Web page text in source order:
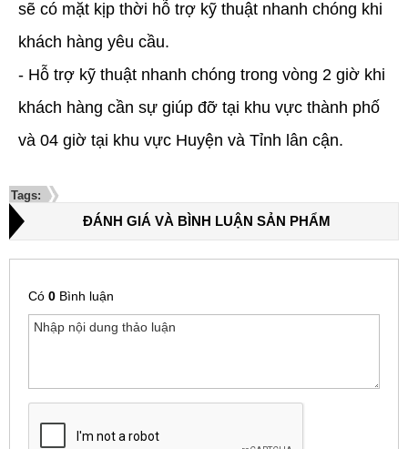
sẽ có mặt kịp thời hỗ trợ kỹ thuật nhanh chóng khi
khách hàng yêu cầu.
- Hỗ trợ kỹ thuật nhanh chóng trong vòng 2 giờ khi
khách hàng cần sự giúp đỡ tại khu vực thành phố
và 04 giờ tại khu vực Huyện và Tỉnh lân cận.
Tags:
ĐÁNH GIÁ VÀ BÌNH LUẬN SẢN PHẨM
Có 0 Bình luận